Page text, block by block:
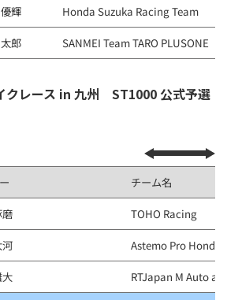
輝 Honda Suzuka Racing Team
郎 SANMEI Team TARO PLUSONE
レース in 九州 ST1000 公式予選
チーム名
磨 TOHO Racing
河 Astemo Pro Honda
大 RTJapan M Auto